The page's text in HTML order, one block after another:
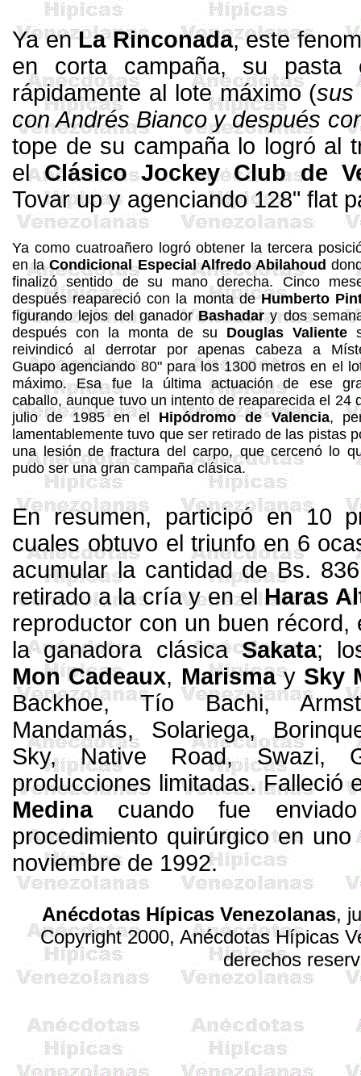
Ya enLa Rinconada, este
en corta campaña, su pasta
rápidamente al lote máximo (sus
con AndrésBiancoy después
tope de su campaña lo logró al
elClásico Jockey Club de
Tovar up y agenciando 128" flat
Ya como cuatroañerologró obtener la tercera
en laCondicional Especial AlfredoAbilahoud
finalizó sentido de su mano derecha. Cinco
después reapareció con la monta deHumberto
figurando lejos del ganadorBashadary dos
después con la monta de su DouglasValiente
reivindicó al derrotar por apenas cabeza a
Guapo agenciando 80" para los 1300 metros en el
máximo. Esa fue la última actuación de ese
caballo, aunque tuvo un intento de reaparecida el 24
julio de 1985 en el Hipódromo de Valencia,
lamentablemente tuvo que ser retirado de las pistas
una lesión de fractura del carpo, que cercenó lo
pudo ser una gran campaña clásica.
En resumen, participó en 10
cuales obtuvo el triunfo en 6
acumular la cantidad de Bs.
retirado a la cría y en elHaras
reproductor con un buen
la ganadora clásicaSakata;
Mon Cadeaux, Marismay Sky
Backhoe, TíoBachi,
Mandamás, Solariega,
Sky,Native Road,Swazi,
producciones limitadas. Falleció
Medinacuando fue
procedimiento quirúrgico en
noviembre de 1992.
Anécdotas Hípicas Venezolanas,
Copyright 2000, Anécdotas Hípicas
derechos